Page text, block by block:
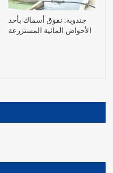
جندوبة: نفوق أسماك بأحد
الأحواض المائية المستزرعة